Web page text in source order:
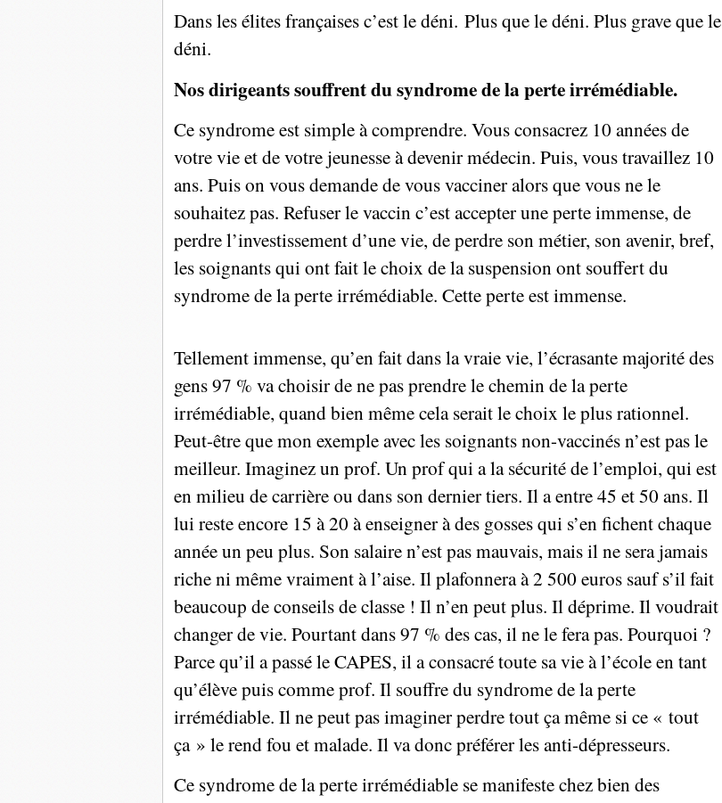
Dans les élites françaises c’est le déni. Plus que le déni. Plus grave que le
déni.
Nos dirigeants souffrent du syndrome de la perte irrémédiable.
Ce syndrome est simple à comprendre. Vous consacrez 10 années de
votre vie et de votre jeunesse à devenir médecin. Puis, vous travaillez 10
ans. Puis on vous demande de vous vacciner alors que vous ne le
souhaitez pas. Refuser le vaccin c’est accepter une perte immense, de
perdre l’investissement d’une vie, de perdre son métier, son avenir, bref,
les soignants qui ont fait le choix de la suspension ont souffert du
syndrome de la perte irrémédiable. Cette perte est immense.
Tellement immense, qu’en fait dans la vraie vie, l’écrasante majorité des
gens 97 % va choisir de ne pas prendre le chemin de la perte
irrémédiable, quand bien même cela serait le choix le plus rationnel.
Peut-être que mon exemple avec les soignants non-vaccinés n’est pas le
meilleur. Imaginez un prof. Un prof qui a la sécurité de l’emploi, qui est
en milieu de carrière ou dans son dernier tiers. Il a entre 45 et 50 ans. Il
lui reste encore 15 à 20 à enseigner à des gosses qui s’en fichent chaque
année un peu plus. Son salaire n’est pas mauvais, mais il ne sera jamais
riche ni même vraiment à l’aise. Il plafonnera à 2 500 euros sauf s’il fait
beaucoup de conseils de classe ! Il n’en peut plus. Il déprime. Il voudrait
changer de vie. Pourtant dans 97 % des cas, il ne le fera pas. Pourquoi ?
Parce qu’il a passé le CAPES, il a consacré toute sa vie à l’école en tant
qu’élève puis comme prof. Il souffre du syndrome de la perte
irrémédiable. Il ne peut pas imaginer perdre tout ça même si ce « tout
ça » le rend fou et malade. Il va donc préférer les anti-dépresseurs.
Ce syndrome de la perte irrémédiable se manifeste chez bien des